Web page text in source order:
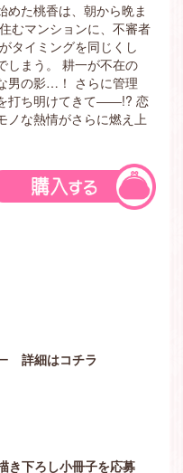
めた桃香は、朝から晩ま
むマンションに、不審者
タイミングを同じくし
しまう。 耕一が不在の
男の影…！ さらに管理
打ち明けてきて――!? 恋
ノな熱情がさらに燃え上
詳細はコチラ
き下ろし小冊子を応募